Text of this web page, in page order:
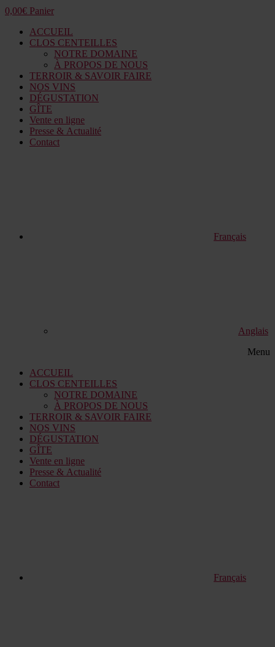
0,00€ Panier
ACCUEIL
CLOS CENTEILLES
NOTRE DOMAINE
À PROPOS DE NOUS
TERROIR & SAVOIR FAIRE
NOS VINS
DÉGUSTATION
GÎTE
Vente en ligne
Presse & Actualité
Contact
Français
Anglais
Menu
ACCUEIL
CLOS CENTEILLES
NOTRE DOMAINE
À PROPOS DE NOUS
TERROIR & SAVOIR FAIRE
NOS VINS
DÉGUSTATION
GÎTE
Vente en ligne
Presse & Actualité
Contact
Français